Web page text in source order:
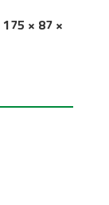
175 × 87 ×